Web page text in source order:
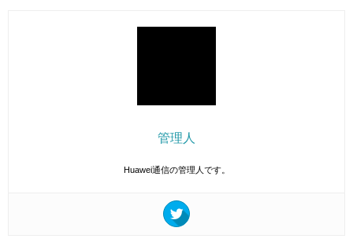
管理人
Huawei通信の管理人です。